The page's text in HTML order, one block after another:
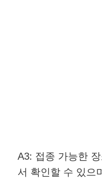
A3: 접종 가능한
서 확인할 수 있으